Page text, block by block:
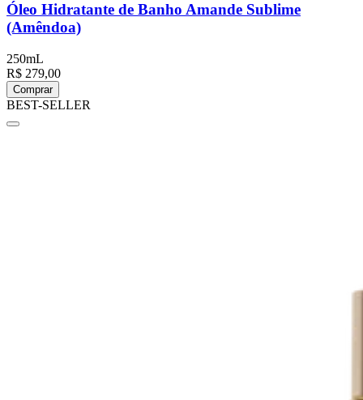
Óleo Hidratante de Banho Amande Sublime
(Amêndoa)
250mL
R$ 279,00
Comprar
BEST-SELLER